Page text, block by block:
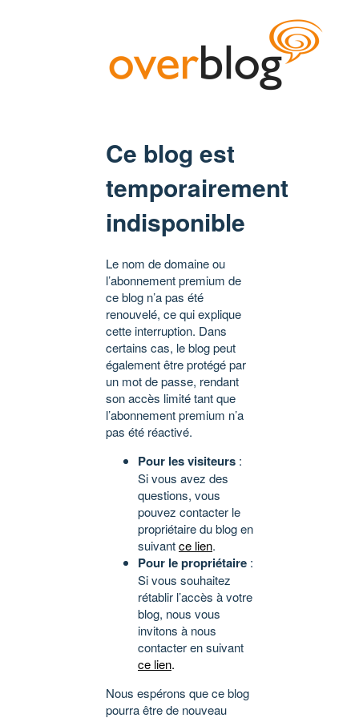
Ce blog est
temporairement
indisponible
Le nom de domaine ou
l’abonnement premium de
ce blog n’a pas été
renouvelé, ce qui explique
cette interruption. Dans
certains cas, le blog peut
également être protégé par
un mot de passe, rendant
son accès limité tant que
l’abonnement premium n’a
pas été réactivé.
Pour les visiteurs :
Si vous avez des
questions, vous
pouvez contacter le
propriétaire du blog en
suivantce lien.
Pour le propriétaire :
Si vous souhaitez
rétablir l’accès à votre
blog, nous vous
invitons à nous
contacter en suivant
ce lien.
Nous espérons que ce blog
pourra être de nouveau